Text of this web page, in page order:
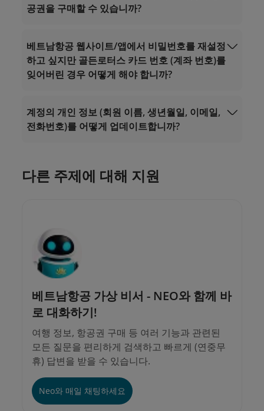
Lotusmiles@vietnamairlines.com
버, 등록회원) 비행 날짜로부터 3 영업일 이내.
연중무휴 24시간 운영
베트남 국제 전화: +84 24 38320320
이메일:
Vip.lotusmiles@vietnamairlines.com
(백만마일, 플래티넘, 골드 회원);
탄, 실버, 등록회원)；
2.베트남항공 지점에 문의하여 안내를 직접 받으
베트남 국제 전화: +84 24 38320320
이메일:
Vip.lotusmiles@vietnamairlines.com
탄, 실버, 등록회원);
2.베트남항공 지점에 문의하여 안내를 직접 받으
공권을 구매할 수 있습니까?
베트남항공 웹사이트/앱에서 비밀번호를 재설정
하고 싶지만 골든로터스 카드 번호 (계좌 번호)를
잊어버린 경우 어떻게 해야 합니까?
로그인
계정의 개인 정보 (회원 이름, 생년월일, 이메일,
전화번호)를 어떻게 업데이트합니까?
다른 주제에 대해 지원
베트남항공 가상 비서 - NEO와 함께 바
로 대화하기!
여행 정보, 항공권 구매 등 여러 기능과 관련된
모든 질문을 편리하게 검색하고 빠르게 (연중무
휴) 답변을 받을 수 있습니다.
Neo와 매일 채팅하세요